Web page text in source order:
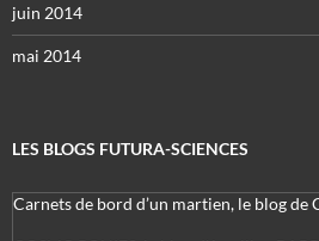
juin 2014
mai 2014
LES BLOGS FUTURA-SCIENCES
Carnets de bord d’un martien, le blog de